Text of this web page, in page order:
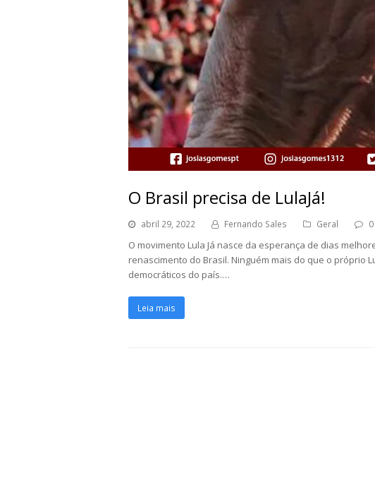
O Brasil precisa de LulaJá!
abril 29, 2022 Fernando Sales Geral
O movimento Lula Já nasce da esperança de dias
renascimento do Brasil. Ninguém mais do que o próprio
democráticos do país.…
Leia mais